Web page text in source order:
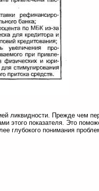
ликвидности. Прежде чем
этого показателя. Это
глубокого понимания